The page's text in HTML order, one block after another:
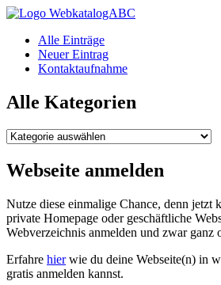
WebkatalogABC
Alle Einträge
Neuer Eintrag
Kontaktaufnahme
Alle Kategorien
Alle
Webseite anmelden
Nutze diese einmalige Chance, denn jetzt
private Homepage oder geschäftliche
Webverzeichnis anmelden und zwar
Erfahre hierwie du deine Webseite(n) in
gratis anmelden kannst.